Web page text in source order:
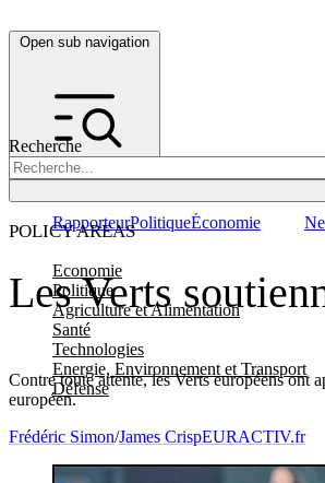
Open sub navigation
Recherche
POLICY AREAS
Economie
Politique
Agriculture et Alimentation
Santé
Technologies
Energie, Environnement et Transport
Défense
RapporteurPolitiqueÉconomie
Les Verts
Contre toute attente, les Verts européens ont
européen.
Frédéric Simon/James CrispEURACTIV.fr